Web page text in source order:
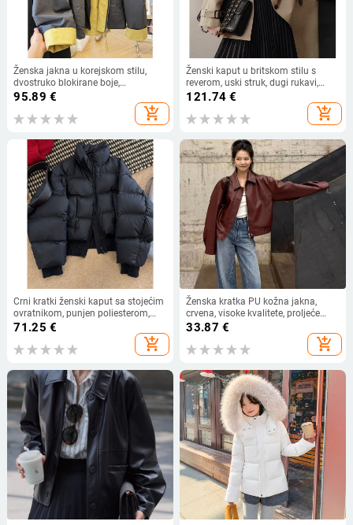
Ženska jakna u korejskom stilu,
dvostruko blokirane boje,
reverzibilna, stojeci ovratnik, kratka
95.89 €
add_shopping_cart
Ženski kaput u britskom stilu s
reverom, uski struk, dugi rukavi,
moderan kratki kaput za proljeće
121.74 €
add_shopping_cart
Crni kratki ženski kaput sa stojećim
ovratnikom, punjen poliesterom,
zima 2026, korejski stil, elegantan
71.25 €
add_shopping_cart
Ženska kratka PU kožna jakna,
crvena, visoke kvalitete, proljeće
2025, casual stil, dugi rukavi, rever
ovratnik, zatvarač, standardni kroj.
33.87 €
add_shopping_cart